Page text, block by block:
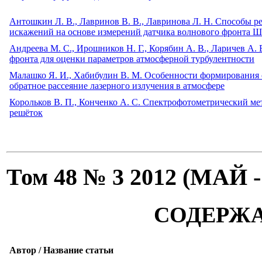
Антошкин Л. В., Лавринов В. В., Лавринова Л. Н. Способы
искажений на основе измерений датчика волнового фронта
Андреева М. С., Ирошников Н. Г., Корябин А. В., Ларичев А.
фронта для оценки параметров атмосферной турбулентности
Малашко Я. И., Хабибулин В. М. Особенности формирования
обратное рассеяние лазерного излучения в атмосфере
Корольков В. П., Конченко А. С. Спектрофотометрический
решёток
Том 48 № 3 2012
Автор / Название статьи